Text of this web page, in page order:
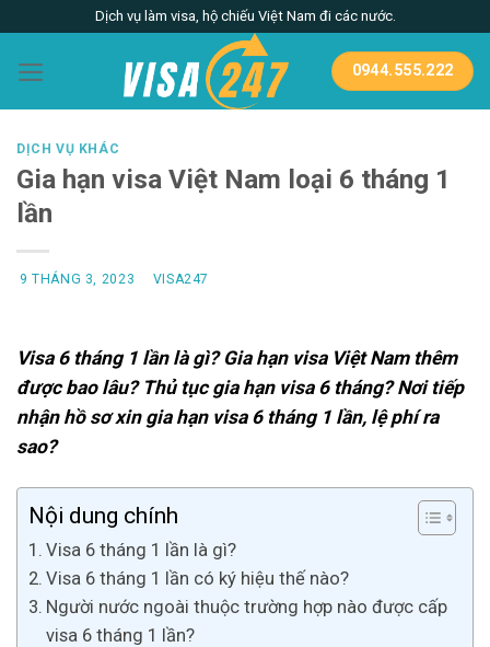
content
Dịch vụ làm visa, hộ chiếu Việt Nam đi các nước.
0944.555.222
DỊCH VỤ KHÁC
Gia hạn visa Việt Nam loại 6 tháng 1
lần
9 THÁNG 3, 2023 VISA247
Visa 6 tháng 1 lần là gì? Gia hạn visa Việt Nam thêm
được bao lâu? Thủ tục gia hạn visa 6 tháng? Nơi tiếp
nhận hồ sơ xin gia hạn visa 6 tháng 1 lần, lệ phí ra
sao?
Nội dung chính
Visa 6 tháng 1 lần là gì?
Visa 6 tháng 1 lần có ký hiệu thế nào?
Người nước ngoài thuộc trường hợp nào được cấp
visa 6 tháng 1 lần?